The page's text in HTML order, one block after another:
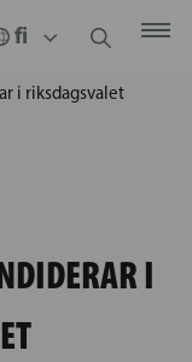
i riksdagsvalet
I